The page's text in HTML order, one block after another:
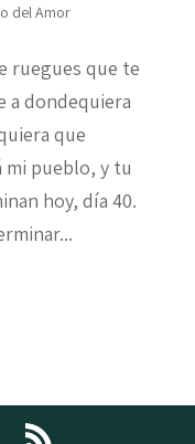
del Amor
ruegues que te
a dondequiera
que
mi pueblo, y tu
hoy, día 40.